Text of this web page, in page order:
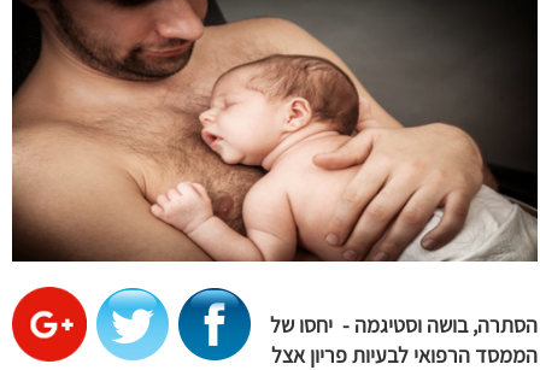
הסתרה, בושה וסטיגמה - יחסו של
הממסד הרפואי לבעיות פריון אצל